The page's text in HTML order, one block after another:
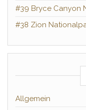
#39 Bryce Canyon
#38 Zion
Allgemein